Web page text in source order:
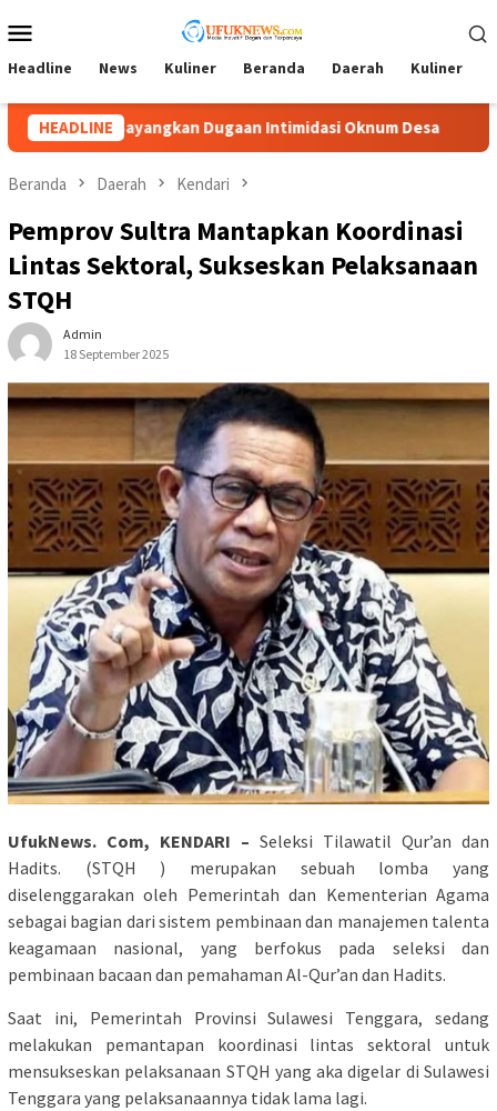
ke
kontenMobile
Headline News Kuliner Beranda Daerah Kuliner
HEADLINE
Desa Lambat Tangani Aduan Penyerobotan
Beranda Daerah Kendari
Pemprov Sultra Mantapkan Koordinasi
Lintas Sektoral, Sukseskan Pelaksanaan
STQH
Admin
18 September 2025
UfukNews. Com, KENDARI – Seleksi Tilawatil Qur’an dan
Hadits. (STQH ) merupakan sebuah lomba yang
diselenggarakan oleh Pemerintah dan Kementerian Agama
sebagai bagian dari sistem pembinaan dan manajemen talenta
keagamaan nasional, yang berfokus pada seleksi dan
pembinaan bacaan dan pemahaman Al-Qur’an dan Hadits.
Saat ini, Pemerintah Provinsi Sulawesi Tenggara, sedang
melakukan pemantapan koordinasi lintas sektoral untuk
mensukseskan pelaksanaan STQH yang aka digelar di Sulawesi
Tenggara yang pelaksanaannya tidak lama lagi.